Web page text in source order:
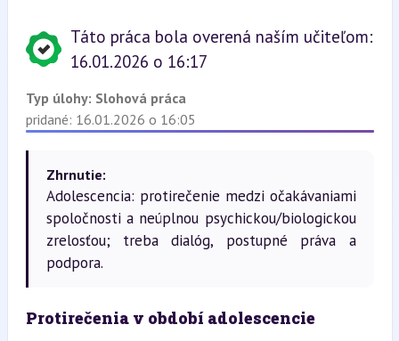
Táto práca bola overená naším učiteľom:
16.01.2026 o 16:17
Typ úlohy: Slohová práca
pridané: 16.01.2026 o 16:05
Zhrnutie:
Adolescencia: protirečenie medzi očakávaniami
spoločnosti a neúplnou psychickou/biologickou
zrelosťou; treba dialóg, postupné práva a
podpora.
Protirečenia v období adolescencie